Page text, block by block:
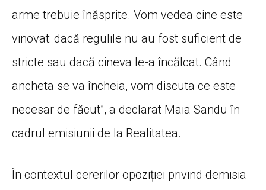
arme trebuie înăsprite. Vom vedea cine este
vinovat: dacă regulile nu au fost suficient de
stricte sau dacă cineva le-a încălcat. Când
ancheta se va încheia, vom discuta ce este
necesar de făcut”, a declarat Maia Sandu în
cadrul emisiunii de la Realitatea.
În contextul cererilor opoziției privind demisia